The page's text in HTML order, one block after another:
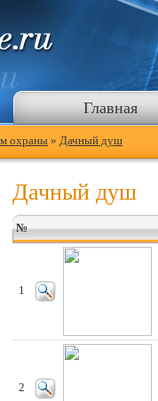
Главная
охраны » Дачный душ
Дачный душ
№
1
2